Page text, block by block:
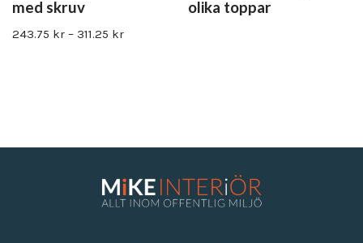
med skruv
243.75 kr – 311.25 kr
olika toppar